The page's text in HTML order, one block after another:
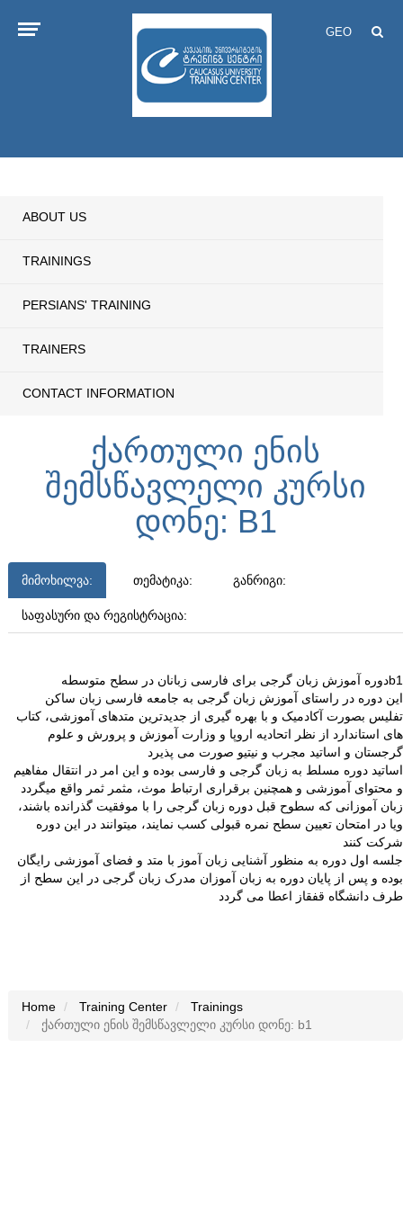
GEO
ABOUT US
TRAININGS
PERSIANS' TRAINING
TRAINERS
CONTACT INFORMATION
ᲥᲐᲠᲗᲣᲚᲘ ᲔᲜᲘᲡ
ᲨᲔᲛᲡᲬᲐᲕᲚᲔᲚᲘ ᲙᲣᲠᲡᲘ
ᲓᲝᲜᲔ: B1
ᲛᲘᲛᲝᲮᲘᲚᲕᲐ: ᲗᲔᲛᲐᲢᲘᲙᲐ: ᲒᲐᲜᲠᲘᲒᲘ:
ᲡᲐᲤᲐᲡᲣᲠᲘ ᲓᲐ ᲠᲔᲒᲘᲡᲢᲠᲐᲪᲘᲐ:
دوره آموزش زبان گرجی برای فارسی زبانان در سطح متوسطهb1
این دوره در راستای آموزش زبان گرجی به جامعه فارسی زبان ساکن
تفلیس بصورت آکادمیک و با بهره گیری از جدیدترین متدهای آموزشی، کتاب
های استاندارد از نظر اتحادیه اروپا و وزارت آموزش و پرورش و علوم
گرجستان و اساتید مجرب و نیتیو صورت می پذیرد
اساتید دوره مسلط به زبان گرجی و فارسی بوده و این امر در انتقال مفاهیم
و محتوای آموزشی و همچنین برقراری ارتباط موث، مثمر ثمر واقع میگردد
زبان آموزانی که سطوح قبل دوره زبان گرجی را با موفقیت گذرانده باشند،
ویا در امتحان تعیین سطح نمره قبولی کسب نمایند، میتوانند در این دوره
شرکت کنند
جلسه اول دوره به منظور آشنایی زبان آموز با متد و فضای آموزشی رایگان
بوده و پس از پایان دوره به زبان آموزان مدرک زبان گرجی در این سطح از
طرف دانشگاه قفقاز اعطا می گردد
Home Training Center
Trainings
ქართული ენის შემსწავლელი კურსი დონე: b1